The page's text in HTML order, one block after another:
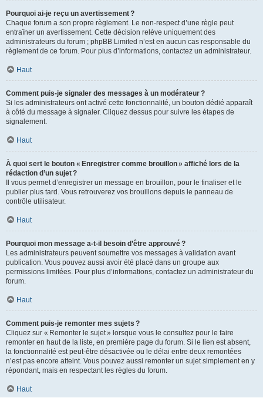
Pourquoi ai-je reçu un avertissement ?
Chaque forum a son propre règlement. Le non-respect d’une règle peut
entraîner un avertissement. Cette décision relève uniquement des
administrateurs du forum ; phpBB Limited n’est en aucun cas responsable du
règlement de ce forum. Pour plus d’informations, contactez un administrateur.
Haut
Comment puis-je signaler des messages à un modérateur ?
Si les administrateurs ont activé cette fonctionnalité, un bouton dédié apparaît
à côté du message à signaler. Cliquez dessus pour suivre les étapes de
signalement.
Haut
À quoi sert le bouton « Enregistrer comme brouillon » affiché lors de la
rédaction d’un sujet ?
Il vous permet d’enregistrer un message en brouillon, pour le finaliser et le
publier plus tard. Vous retrouverez vos brouillons depuis le panneau de
contrôle utilisateur.
Haut
Pourquoi mon message a-t-il besoin d’être approuvé ?
Les administrateurs peuvent soumettre vos messages à validation avant
publication. Vous pouvez aussi avoir été placé dans un groupe aux
permissions limitées. Pour plus d’informations, contactez un administrateur du
forum.
Haut
Comment puis-je remonter mes sujets ?
Cliquez sur « Remonter le sujet » lorsque vous le consultez pour le faire
remonter en haut de la liste, en première page du forum. Si le lien est absent,
la fonctionnalité est peut-être désactivée ou le délai entre deux remontées
n’est pas encore atteint. Vous pouvez aussi remonter un sujet simplement en y
répondant, mais en respectant les règles du forum.
Haut